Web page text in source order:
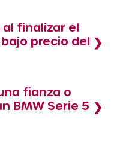
finalizar el
precio del
fianza o
BMW Serie 5